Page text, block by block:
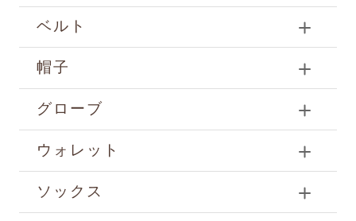
ベルト
帽子
グローブ
ウォレット
ソックス